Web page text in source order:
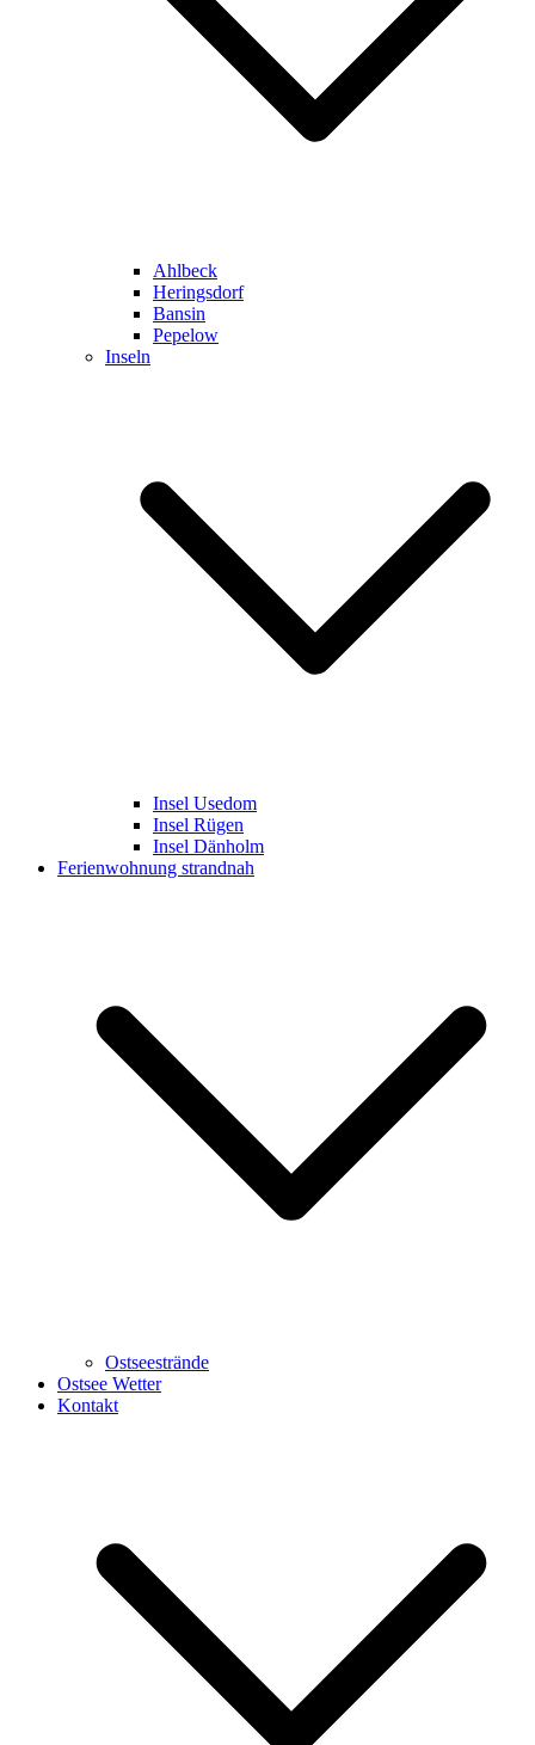
Ahlbeck
Heringsdorf
Bansin
Pepelow
Inseln
Insel Usedom
Insel Rügen
Insel Dänholm
Ferienwohnung strandnah
Ostseestrände
Ostsee Wetter
Kontakt